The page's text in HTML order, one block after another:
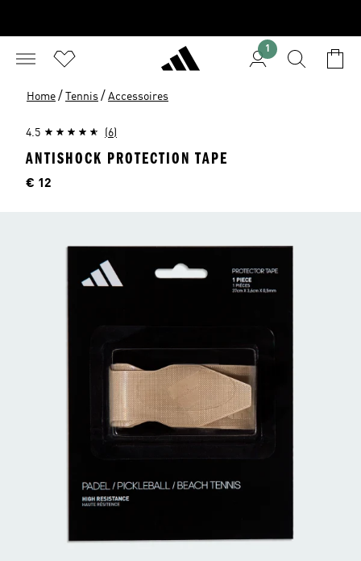
1
Home / Tennis / Accessoires
4.5 (6)
ANTISHOCK PROTECTION TAPE
Price
€ 12